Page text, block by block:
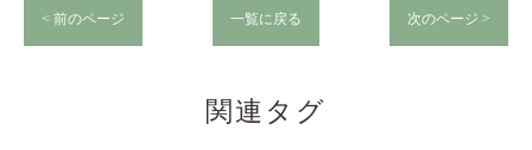
< 前のページ 一覧に戻る 次のページ >
関連タグ